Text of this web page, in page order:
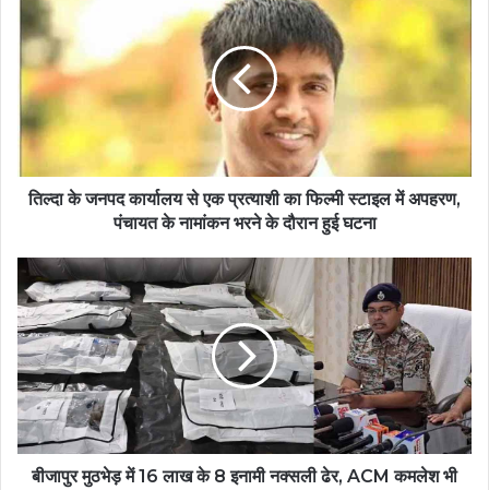
तिल्दा के जनपद कार्यालय से एक प्रत्याशी का फिल्मी स्टाइल में अपहरण,
पंचायत के नामांकन भरने के दौरान हुई घटना
बीजापुर मुठभेड़ में 16 लाख के 8 इनामी नक्सली ढेर, ACM कमलेश भी